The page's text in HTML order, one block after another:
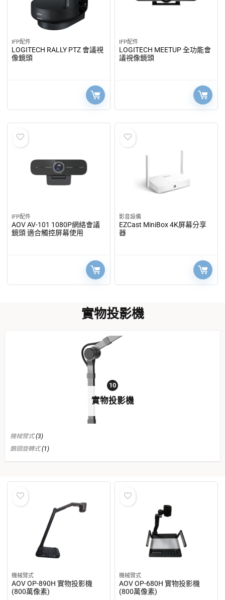
IFP配件
LOGITECH RALLY PTZ 會議視
像鏡頭
IFP配件
LOGITECH MEETUP 全功能會
議視像鏡頭
IFP配件
AOV AV-101 1080P網絡會議
鏡頭 適合觸控屏幕使用
影音設備
EZCast MiniBox 4K屏幕分享
器
實物投影機
實物投影機
10
機械臂式(3)
鵝頸旋轉式(1)
機械臂式
AOV OP-890H 實物投影機
(800萬像素)
機械臂式
AOV OP-680H 實物投影機
(800萬像素)